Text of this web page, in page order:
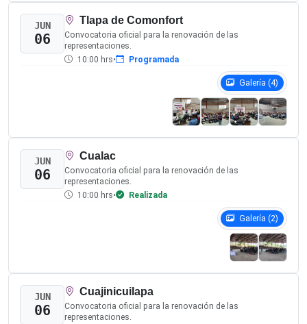
3. Inclusión y Paridad
4. Documentación y Avisos
¿Quiénes pueden participar en este
comunidades indígenas y del pueblo afromexicano de los
municipios comprendidos, que cumplan con las normas de
sus propios sistemas normativos internos.
¿Cómo se eligen las representaciones?